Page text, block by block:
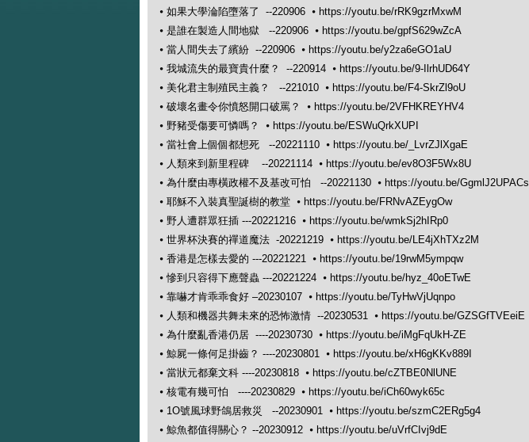
⦁ 如果大學淪陷墮落了 --220906 ⦁ https://youtu.be/rRK9gzrMxwM
⦁ 是誰在製造人間地獄 --220906 ⦁ https://youtu.be/gpfS629wZcA
⦁ 當人間失去了繽紛 --220906 ⦁ https://youtu.be/y2za6eGO1aU
⦁ 我城流失的最寶貴什麼？ --220914 ⦁ https://youtu.be/9-IlrhUD64Y
⦁ 美化君主制殖民主義？ --221010 ⦁ https://youtu.be/F4-SkrZl9oU
⦁ 破壞名畫令你憤怒開口破罵？ ⦁ https://youtu.be/2VFHKREYHV4
⦁ 野豬受傷要可憐嗎？ ⦁ https://youtu.be/ESWuQrkXUPI
⦁ 當社會上個個都想死 --20221110 ⦁ https://youtu.be/_LvrZJlXgaE
⦁ 人類來到新里程碑 --20221114 ⦁ https://youtu.be/ev8O3F5Wx8U
⦁ 為什麼由專橫政權不及基改可怕 --20221130 ⦁ https://youtu.be/GgmlJ2UPACs
⦁ 耶穌不入裝真聖誕樹的教堂 ⦁ https://youtu.be/FRNvAZEygOw
⦁ 野人遭群眾狂插 ---20221216 ⦁ https://youtu.be/wmkSj2hIRp0
⦁ 世界杯決賽的禪道魔法 -20221219 ⦁ https://youtu.be/LE4jXhTXz2M
⦁ 香港是怎樣去愛的 ---20221221 ⦁ https://youtu.be/19rwM5ympqw
⦁ 慘到只容得下應聲蟲 ---20221224 ⦁ https://youtu.be/hyz_40oETwE
⦁ 靠嚇才肯乖乖食好 –20230107 ⦁ https://youtu.be/TyHwVjUqnpo
⦁ 人類和機器共舞未來的恐怖激情 --20230531 ⦁ https://youtu.be/GZSGfTVEeiE
⦁ 為什麼亂香港仍居 ----20230730 ⦁ https://youtu.be/iMgFqUkH-ZE
⦁ 鯨屍一條何足掛齒？ ----20230801 ⦁ https://youtu.be/xH6gKKv889I
⦁ 當狀元都棄文科 ----20230818 ⦁ https://youtu.be/cZTBE0NlUNE
⦁ 核電有幾可怕 ----20230829 ⦁ https://youtu.be/iCh60wyk65c
⦁ 1O號風球野鴿居救災 --20230901 ⦁ https://youtu.be/szmC2ERg5g4
⦁ 鯨魚都值得關心？ --20230912 ⦁ https://youtu.be/uVrfCIvj9dE